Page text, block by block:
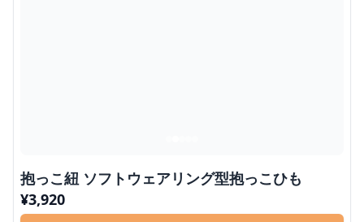
抱っこ紐 ソフトウェアリング型抱っこひも
¥3,920